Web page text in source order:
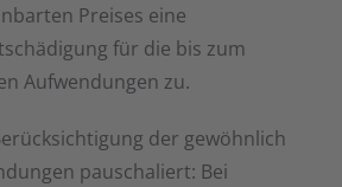
Preises eine
für die bis zum
Aufwendungen zu.
der gewöhnlich
pauschaliert: Bei